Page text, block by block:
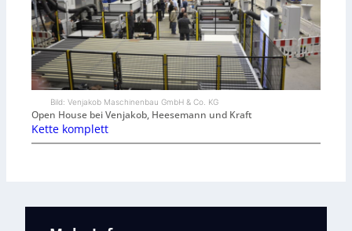
Bild: Venjakob Maschinenbau GmbH & Co. KG
Open House bei Venjakob, Heesemann und Kraft
Kette komplett